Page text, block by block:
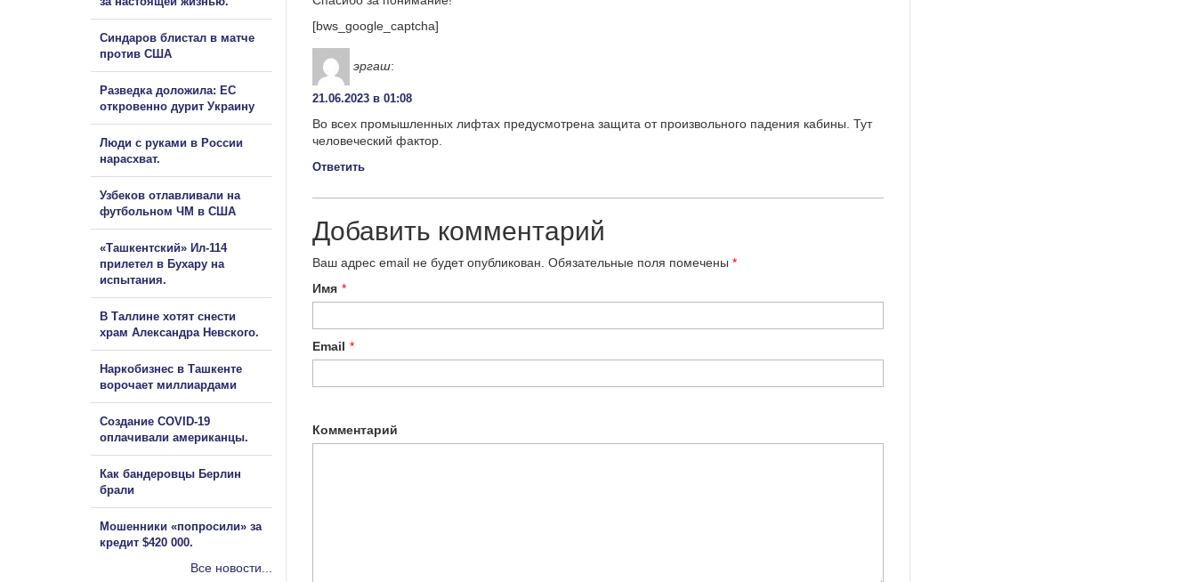
[bws_google_captcha]
эргаш:
21.06.2023 в 01:08
Во всех промышленных лифтах предусмотрена защита от произвольного падения кабины. Тут
человеческий фактор.
Ответить
Добавить комментарий
Ваш адрес email не будет опубликован. Обязательные поля помечены *
Имя *
Email *
Комментарий
Синдаров блистал в матче
против США
Разведка доложила: ЕС
откровенно дурит Украину
Люди с руками в России
нарасхват.
Узбеков отлавливали на
футбольном ЧМ в США
«Ташкентский» Ил-114
прилетел в Бухару на
испытания.
В Таллине хотят снести
храм Александра Невского.
Наркобизнес в Ташкенте
ворочает миллиардами
Создание COVID-19
оплачивали американцы.
Как бандеровцы Берлин
брали
Мошенники «попросили» за
кредит $420 000.
Все новости...